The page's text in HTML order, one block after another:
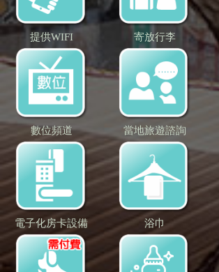
提供WIFI 寄放行李
數位頻道 當地旅遊諮詢
電子化房卡設備 浴巾